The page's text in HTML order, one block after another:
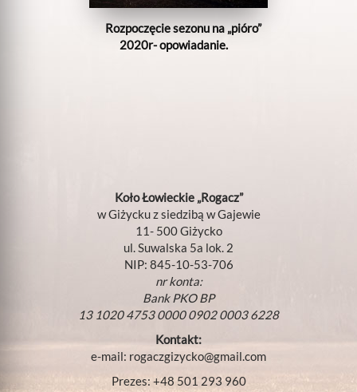
Rozpoczęcie sezonu na „pióro”
2020r- opowiadanie.
Koło Łowieckie „Rogacz”
w Giżycku z siedzibą w Gajewie
11- 500 Giżycko
ul. Suwalska 5a lok. 2
NIP: 845-10-53-706
nr konta:
Bank PKO BP
13 1020 4753 0000 0902 0003 6228
Kontakt:
e-mail: rogaczgizycko@gmail.com
Prezes: +48 501 293 960